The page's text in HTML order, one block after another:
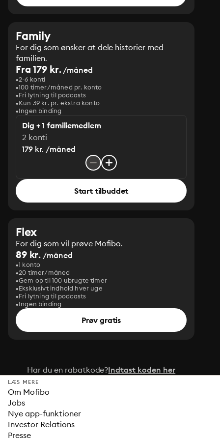
Family
For dig som ønsker at dele historier med
familien.
Fra 179 kr./måned
2-6 konti
100 timer/måned pr. konto
Fri lytning til podcasts
Kun 39 kr. pr. ekstra konto
Ingen binding
Dig + 1 familiemedlem
2 konti
179 kr. /måned
Start tilbuddet
Flex
For dig som vil prøve Mofibo.
89 kr. /måned
1 konto
20 timer/måned
Gem op til 100 ubrugte timer
Eksklusivt indhold hver uge
Fri lytning til podcasts
Ingen binding
Prøv gratis
Har du en rabatkode?Indtast koden her
LÆS MERE
Om Mofibo
Jobs
Nye app-funktioner
Investor Relations
Presse